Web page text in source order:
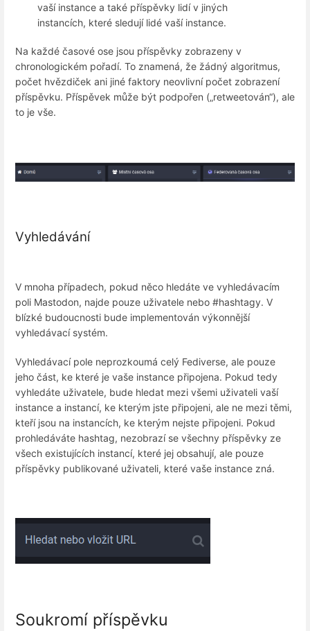
vaší instance a také příspěvky lidí v jiných
instancích, které sledují lidé vaší instance.
Na každé časové ose jsou příspěvky zobrazeny v
chronologickém pořadí. To znamená, že žádný algoritmus,
počet hvězdiček ani jiné faktory neovlivní počet zobrazení
příspěvku. Příspěvek může být podpořen („retweetován“), ale
to je vše.
Vyhledávání
V mnoha případech, pokud něco hledáte ve vyhledávacím
poli Mastodon, najde pouze uživatele nebo #hashtagy. V
blízké budoucnosti bude implementován výkonnější
vyhledávací systém.
Vyhledávací pole neprozkoumá celý Fediverse, ale pouze
jeho část, ke které je vaše instance připojena. Pokud tedy
vyhledáte uživatele, bude hledat mezi všemi uživateli vaší
instance a instancí, ke kterým jste připojeni, ale ne mezi těmi,
kteří jsou na instancích, ke kterým nejste připojeni. Pokud
prohledáváte hashtag, nezobrazí se všechny příspěvky ze
všech existujících instancí, které jej obsahují, ale pouze
příspěvky publikované uživateli, které vaše instance zná.
Soukromí příspěvku